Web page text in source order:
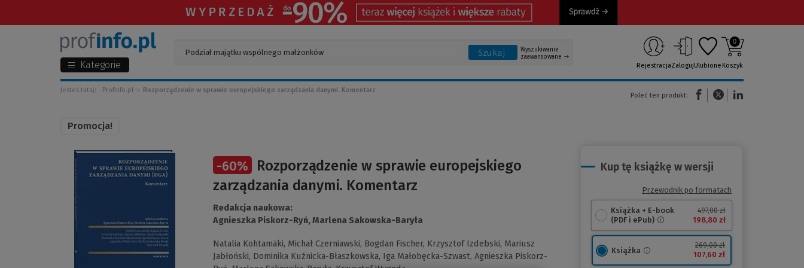
Kategorie
Szukaj
Wyszukiwanie
zaawansowane
RejestracjaZalogujUlubione
0
Koszyk
Jesteś tutaj: Profinfo.pl Rozporządzenie w sprawie europejskiego zarządzania danymi. Komentarz
Poleć ten produkt:
(Nowe okno)(Link do innej strony)
Promocja!
-60%
Rozporządzenie w sprawie europejskiego
zarządzania danymi. Komentarz
Redakcja naukowa:
Agnieszka Piskorz-Ryń,Marlena Sakowska-Baryła
Natalia Kohtamäki, Michał Czerniawski, Bogdan Fischer, Krzysztof Izdebski, Mariusz
Jabłoński, Dominika Kuźnicka-Błaszkowska, Iga Małobęcka-Szwast, Agnieszka Piskorz-
Kup tę książkę w wersji
Przewodnik po formatach
Książka + E-book
(PDF i ePub)
497,00 zł
198,80 zł
Książka
269,00 zł
107,60 zł